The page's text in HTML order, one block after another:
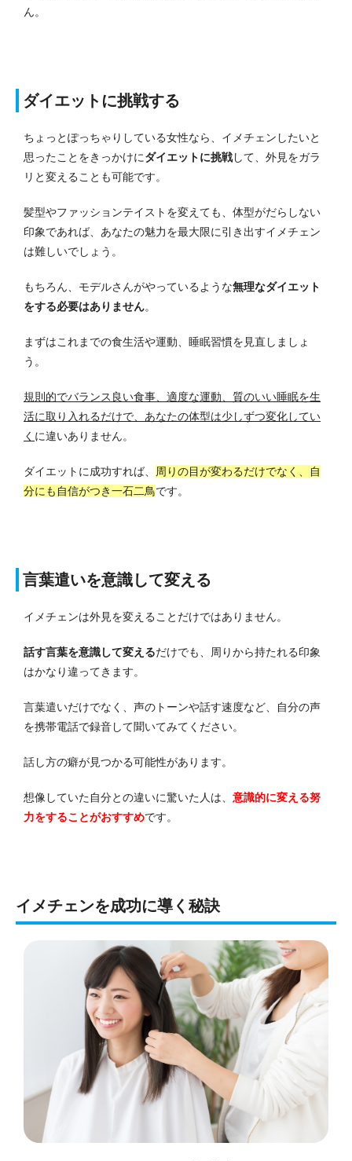
ん。
ダイエットに挑戦する
ちょっとぽっちゃりしている女性なら、イメチェンしたいと
思ったことをきっかけにダイエットに挑戦して、外見をガラ
リと変えることも可能です。
髪型やファッションテイストを変えても、体型がだらしない
印象であれば、あなたの魅力を最大限に引き出すイメチェン
は難しいでしょう。
もちろん、モデルさんがやっているような無理なダイエット
をする必要はありません。
まずはこれまでの食生活や運動、睡眠習慣を見直しましょ
う。
規則的でバランス良い食事、適度な運動、質のいい睡眠を生
活に取り入れるだけで、あなたの体型は少しずつ変化してい
く に違いありません。
ダイエットに成功すれば、
周りの目が変わるだけでなく、自
分にも自信がつき一石二鳥です。
言葉遣いを意識して変える
イメチェンは外見を変えることだけではありません。
話す言葉を意識して変えるだけでも、周りから持たれる印象
はかなり違ってきます。
言葉遣いだけでなく、声のトーンや話す速度など、自分の声
を携帯電話で録音して聞いてみてください。
話し方の癖が見つかる可能性があります。
想像していた自分との違いに驚いた人は、 意識的に変える努
力をすることがおすすめです。
イメチェンを成功に導く秘訣